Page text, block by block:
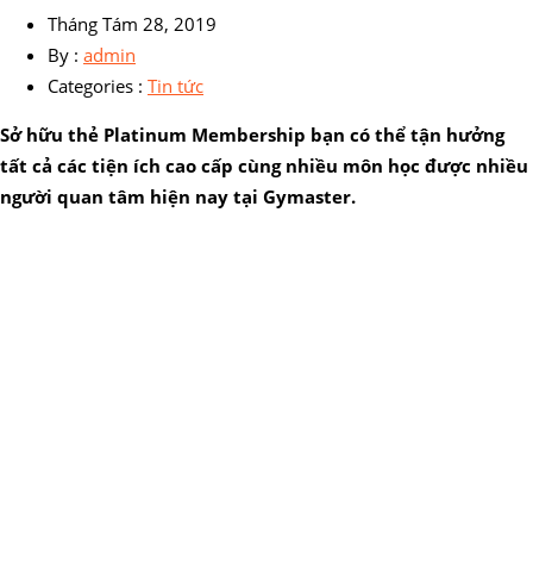
Tháng Tám 28, 2019
By : admin
Categories : Tin tức
Sở hữu thẻ Platinum Membership bạn có thể tận hưởng
tất cả các tiện ích cao cấp cùng nhiều môn học được nhiều
người quan tâm hiện nay tại Gymaster.